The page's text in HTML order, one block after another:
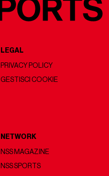
LEGAL
PRIVACY POLICY
GESTISCI COOKIE
NETWORK
NSS MAGAZINE
NSS SPORTS